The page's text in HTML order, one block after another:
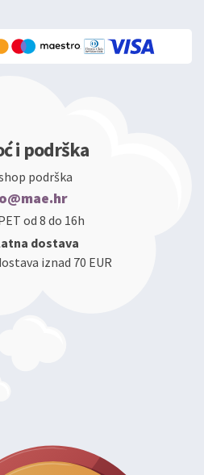
i podrška
podrška
od 8 do 16h
dostava
iznad 70 EUR